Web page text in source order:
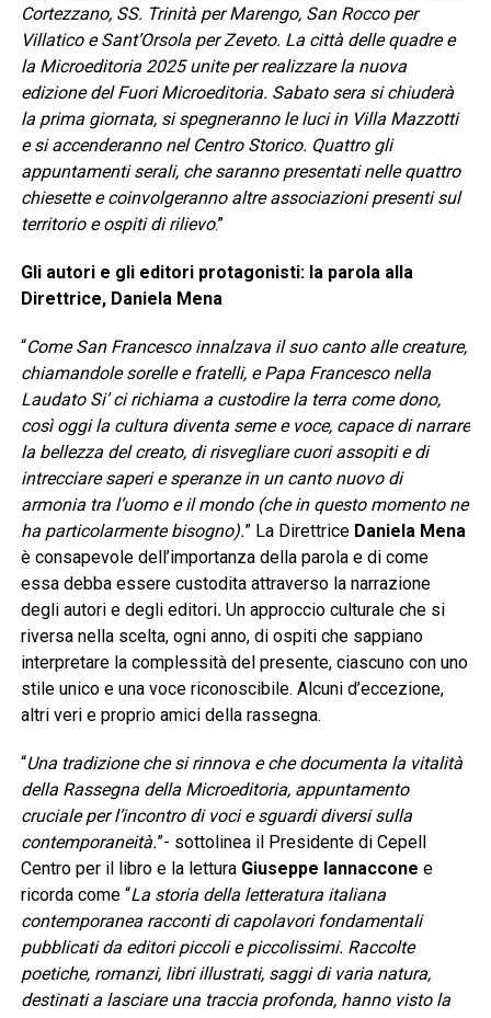
Cortezzano, SS. Trinità per Marengo, San Rocco per
Villatico e Sant’Orsola per Zeveto. La città delle quadre e
la Microeditoria 2025 unite per realizzare la nuova
edizione del Fuori Microeditoria. Sabato sera si chiuderà
la prima giornata, si spegneranno le luci in Villa Mazzotti
e si accenderanno nel Centro Storico. Quattro gli
appuntamenti serali, che saranno presentati nelle quattro
chiesette e coinvolgeranno altre associazioni presenti sul
territorio e ospiti di rilievo.”
Gli autori e gli editori protagonisti: la parola alla
Direttrice, Daniela Mena
“Come San Francesco innalzava il suo canto alle creature,
chiamandole sorelle e fratelli, e Papa Francesco nella
Laudato Si’ ci richiama a custodire la terra come dono,
così oggi la cultura diventa seme e voce, capace di narrare
la bellezza del creato, di risvegliare cuori assopiti e di
intrecciare saperi e speranze in un canto nuovo di
armonia tra l’uomo e il mondo (che in questo momento ne
ha particolarmente bisogno).” La Direttrice Daniela Mena
è consapevole dell’importanza della parola e di come
essa debba essere custodita attraverso la narrazione
degli autori e degli editori. Un approccio culturale che si
riversa nella scelta, ogni anno, di ospiti che sappiano
interpretare la complessità del presente, ciascuno con uno
stile unico e una voce riconoscibile. Alcuni d’eccezione,
altri veri e proprio amici della rassegna.
“Una tradizione che si rinnova e che documenta la vitalità
della Rassegna della Microeditoria, appuntamento
cruciale per l’incontro di voci e sguardi diversi sulla
contemporaneità.”- sottolinea il Presidente di Cepell
Centro per il libro e la lettura Giuseppe Iannaccone e
ricorda come “La storia della letteratura italiana
contemporanea racconti di capolavori fondamentali
pubblicati da editori piccoli e piccolissimi. Raccolte
poetiche, romanzi, libri illustrati, saggi di varia natura,
destinati a lasciare una traccia profonda, hanno visto la